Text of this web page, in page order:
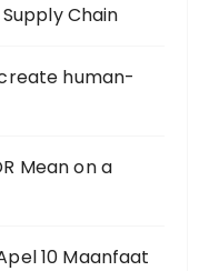
Chain
human-
Mean on a
10 Maanfaat